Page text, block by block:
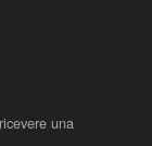
una